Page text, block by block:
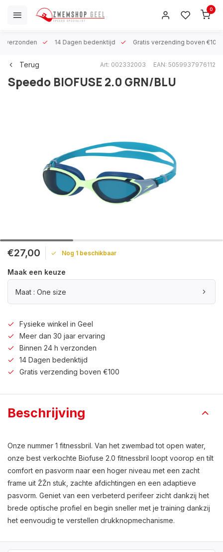
0
verzonden 14 Dagen bedenktijd Gratis verzending boven €100
Terug Art: 002332003 EAN: 5059937976112
Speedo BIOFUSE 2.0 GRN/BLU
€27,00 Nog 1 beschikbaar
Maak een keuze
Maat : One size
Fysieke winkel in Geel
Meer dan 30 jaar ervaring
Binnen 24 h verzonden
14 Dagen bedenktijd
Gratis verzending boven €100
Beschrijving
Onze nummer 1 fitnessbril. Van het zwembad tot open water,
onze best verkochte Biofuse 2.0 fitnessbril loopt voorop en tilt
comfort en pasvorm naar een hoger niveau met een zacht
frame uit ŽŽn stuk, zachte afdichtingen en een adaptieve
pasvorm. Geniet van een verbeterd perifeer zicht dankzij het
brede optische profiel en begin sneller met je training dankzij
het eenvoudig te verstellen drukknopmechanisme.